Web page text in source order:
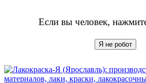
Если вы человек,
Я не робот